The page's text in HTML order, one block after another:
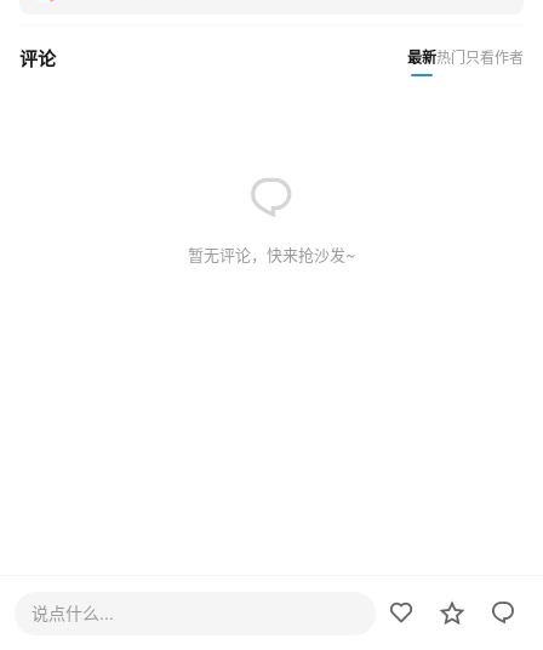
评论 最新热门 只看作者
暂无评论，快来抢沙发~
说点什么...